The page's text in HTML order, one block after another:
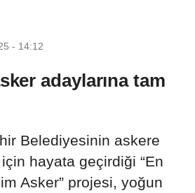
- 14:12
adaylarına tam
Belediyesinin askere
hayata geçirdiği “En
Asker” projesi, yoğun